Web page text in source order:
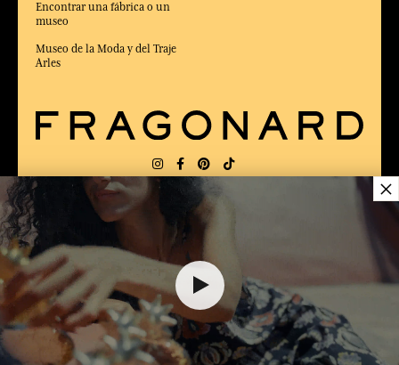
52,00 €
Encontrar una fábrica o un
museo
Museo de la Moda y del Traje
Arles
FR
ELEGIDO MEJOR SITIO DE COMERCIO
en Línea 2025 por la revista Capital
×